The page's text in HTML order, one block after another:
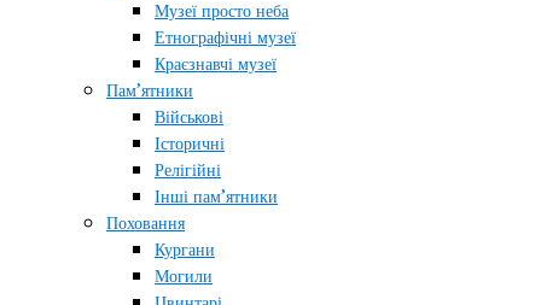
Музеї просто неба
Етнографічні музеї
Краєзнавчі музеї
Пам’ятники
Військові
Історичні
Релігійні
Інші пам’ятники
Поховання
Кургани
Могили